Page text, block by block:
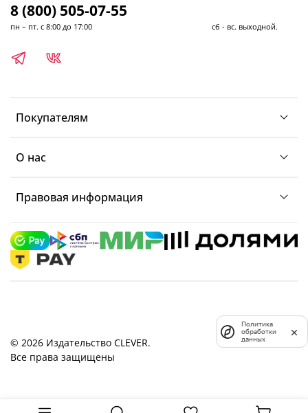
Покупателям
О нас
Правовая информация
8 (800) 505-07-55
пн – пт. с 8:00 до 17:00 сб - вс. выходной.
© 2026 Издательство CLEVER.
Все права защищены
Политика
обработки
данных